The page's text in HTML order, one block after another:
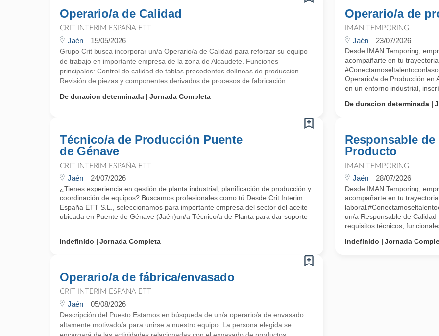
Operario/a de Calidad
CRIT INTERIM ESPAÑA ETT
Jaén 15/05/2026
Grupo Crit busca incorporar un/a Operario/a de Calidad para reforzar su equipo
de trabajo en importante empresa de la zona de Alcaudete. Funciones
principales: Control de calidad de tablas procedentes delíneas de producción.
Revisión de piezas y componentes derivados de procesos de fabricación. ...
De duracion determinada
Jornada Completa
Operario/a de
IMAN TEMPORING
Jaén 23/07/2026
Desde IMAN Temporing,
acompañarte en tu trayectoria
Operario/a de Producción en
en un entorno industrial,
De duracion determinada
Técnico/a de Producción Puente
de Génave
CRIT INTERIM ESPAÑA ETT
Jaén 24/07/2026
¿Tienes experiencia en gestión de planta industrial, planificación de producción y
coordinación de equipos? Buscamos profesionales como tú.Desde Crit Interim
España ETT S.L., seleccionamos para importante empresa del sector del aceite
ubicada en Puente de Génave (Jaén)un/a Técnico/a de Planta para dar soporte
Indefinido
Jornada Completa
Responsable
Producto
IMAN TEMPORING
Jaén 28/07/2026
Desde IMAN Temporing,
acompañarte en tu trayectoria
un/a Responsable de
requisitos técnicos,
Indefinido
Jornada
Operario/a de fábrica/envasado
CRIT INTERIM ESPAÑA ETT
Jaén 05/08/2026
Descripción del Puesto:Estamos en búsqueda de un/a operario/a de envasado
altamente motivado/a para unirse a nuestro equipo. La persona elegida se